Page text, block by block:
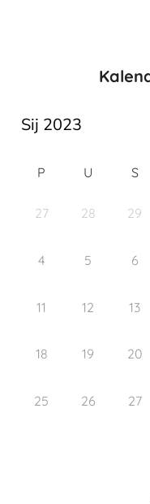
P U S
27 28 29
4 5 6
11 12 13
18 19 20
25 26 27